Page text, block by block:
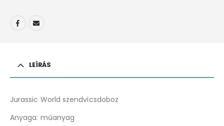
LEÍRÁS
Jurassic World szendvicsdoboz
Anyaga: műanyag